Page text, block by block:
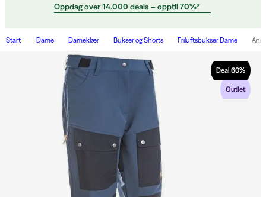
Oppdag over 14.000 deals – opptil 70%*
Start Dame Dameklær Bukser og Shorts Friluftsbukser Dame
Deal 60%
Outlet